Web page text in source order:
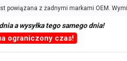
a wysyłka tego samego dnia!
ograniczony czas!